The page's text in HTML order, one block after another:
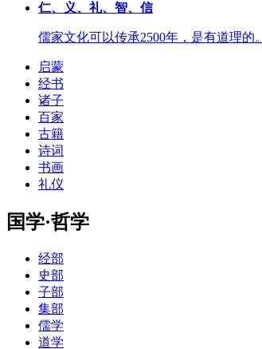
仁、义、礼、智、信
儒家文化可以传承2500年，是有道理的。
启蒙
经书
诸子
百家
古籍
诗词
书画
礼仪
国学·哲学
经部
史部
子部
集部
儒学
道学